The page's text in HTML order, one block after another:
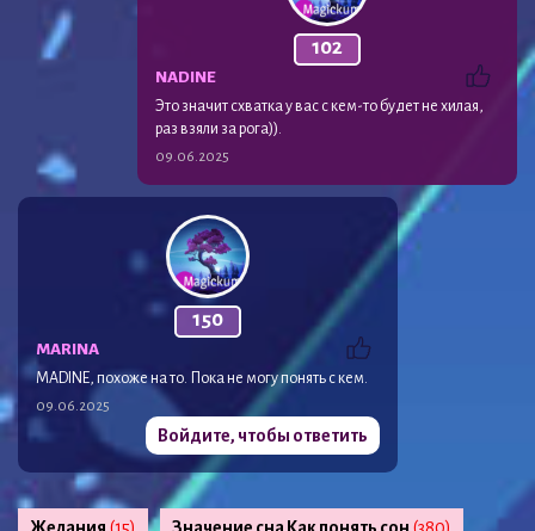
102
NADINE
Это значит схватка у вас с кем-то будет не хилая,
раз взяли за рога)).
09.06.2025
150
MARINA
MADINE, похоже на то. Пока не могу понять с кем.
09.06.2025
Войдите, чтобы ответить
Желания (15) Значение сна Как понять сон (380)